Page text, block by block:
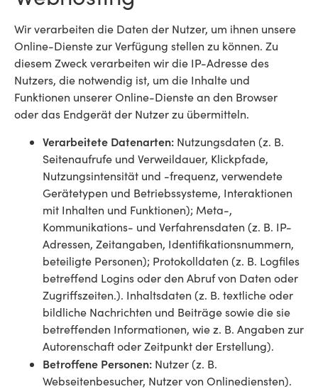
Wir verarbeiten die Daten der Nutzer, um ihnen unsere
Online-Dienste zur Verfügung stellen zu können. Zu
diesem Zweck verarbeiten wir die IP-Adresse des
Nutzers, die notwendig ist, um die Inhalte und
Funktionen unserer Online-Dienste an den Browser
oder das Endgerät der Nutzer zu übermitteln.
Verarbeitete Datenarten: Nutzungsdaten (z. B.
Seitenaufrufe und Verweildauer, Klickpfade,
Nutzungsintensität und -frequenz, verwendete
Gerätetypen und Betriebssysteme, Interaktionen
mit Inhalten und Funktionen); Meta-,
Kommunikations- und Verfahrensdaten (z. B. IP-
Adressen, Zeitangaben, Identifikationsnummern,
beteiligte Personen); Protokolldaten (z. B. Logfiles
betreffend Logins oder den Abruf von Daten oder
Zugriffszeiten.). Inhaltsdaten (z. B. textliche oder
bildliche Nachrichten und Beiträge sowie die sie
betreffenden Informationen, wie z. B. Angaben zur
Autorenschaft oder Zeitpunkt der Erstellung).
Betroffene Personen: Nutzer (z. B.
Webseitenbesucher, Nutzer von Onlinediensten).